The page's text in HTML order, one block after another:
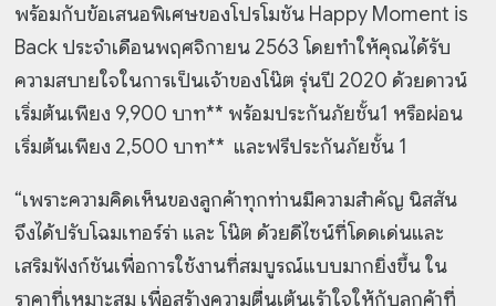
พร้อมกับข้อเสนอพิเศษของโปรโมชัน Happy Moment is
Back ประจำเดือนพฤศจิกายน 2563 โดยทำให้คุณได้รับ
ความสบายใจในการเป็นเจ้าของโน๊ต รุ่นปี 2020 ด้วยดาวน์
เริ่มต้นเพียง 9,900 บาท** พร้อมประกันภัยชั้น1 หรือผ่อน
เริ่มต้นเพียง 2,500 บาท** และฟรีประกันภัยชั้น 1
“เพราะความคิดเห็นของลูกค้าทุกท่านมีความสำคัญ นิสสัน
จึงได้ปรับโฉมเทอร์ร่า และ โน๊ต ด้วยดีไซน์ที่โดดเด่นและ
เสริมฟังก์ชันเพื่อการใช้งานที่สมบูรณ์แบบมากยิ่งขึ้น ใน
ราคาที่เหมาะสม เพื่อสร้างความตื่นเต้นเร้าใจให้กับลูกค้าที่